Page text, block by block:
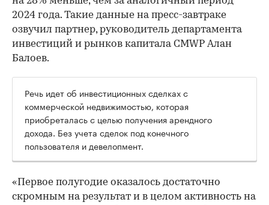
2024 года. Такие данные на пресс-завтраке
озвучил партнер, руководитель департамента
инвестиций и рынков капитала CMWP Алан
Балоев.
Речь идет об инвестиционных сделках с
коммерческой недвижимостью, которая
приобреталась с целью получения арендного
дохода. Без учета сделок под конечного
пользователя и девелопмент.
«Первое полугодие оказалось достаточно
скромным на результат и в целом активность на